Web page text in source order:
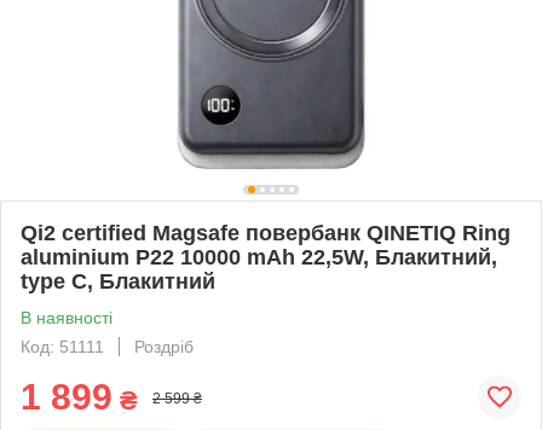
Qi2 certified Magsafe повербанк QINETIQ Ring
aluminium P22 10000 mAh 22,5W, Блакитний,
type C, Блакитний
В наявності
Код: 51111
Роздріб
1 899 ₴ 2 599 ₴